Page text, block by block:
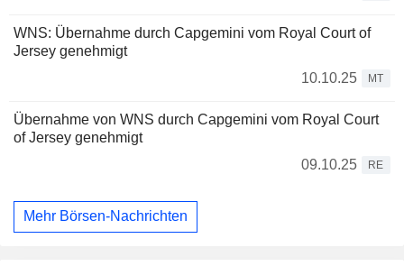
WNS: Übernahme durch Capgemini vom Royal Court of
Jersey genehmigt
10.10.25
MT
Übernahme von WNS durch Capgemini vom Royal Court
of Jersey genehmigt
09.10.25
RE
Mehr Börsen-Nachrichten